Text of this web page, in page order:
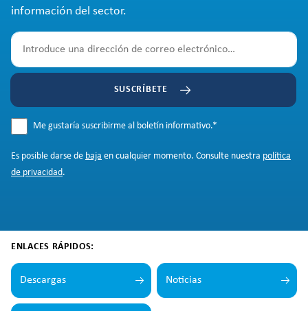
información del sector.
SUSCRÍBETE
Me gustaría suscribirme al boletín informativo.*
Es posible darse de baja en cualquier momento. Consulte nuestra política
de privacidad.
ENLACES RÁPIDOS:
Descargas Noticias